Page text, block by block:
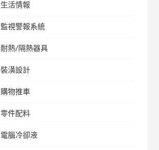
生活情報
監視警報系統
耐熱/隔熱器具
裝潢設計
購物推車
零件配料
電腦冷卻液